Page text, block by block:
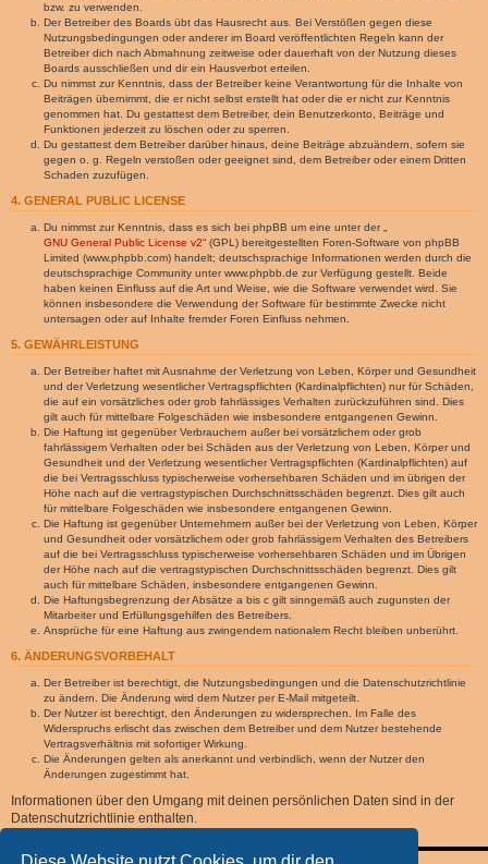
bzw. zu verwenden.
Der Betreiber des Boards übt das Hausrecht aus. Bei Verstößen gegen diese
Nutzungsbedingungen oder anderer im Board veröffentlichten Regeln kann der
Betreiber dich nach Abmahnung zeitweise oder dauerhaft von der Nutzung dieses
Boards ausschließen und dir ein Hausverbot erteilen.
Du nimmst zur Kenntnis, dass der Betreiber keine Verantwortung für die Inhalte von
Beiträgen übernimmt, die er nicht selbst erstellt hat oder die er nicht zur Kenntnis
genommen hat. Du gestattest dem Betreiber, dein Benutzerkonto, Beiträge und
Funktionen jederzeit zu löschen oder zu sperren.
Du gestattest dem Betreiber darüber hinaus, deine Beiträge abzuändern, sofern sie
gegen o. g. Regeln verstoßen oder geeignet sind, dem Betreiber oder einem Dritten
Schaden zuzufügen.
4. GENERAL PUBLIC LICENSE
Du nimmst zur Kenntnis, dass es sich bei phpBB um eine unter der „
GNU General Public License v2“ (GPL) bereitgestellten Foren-Software von phpBB
Limited (www.phpbb.com) handelt; deutschsprachige Informationen werden durch die
deutschsprachige Community unter www.phpbb.de zur Verfügung gestellt. Beide
haben keinen Einfluss auf die Art und Weise, wie die Software verwendet wird. Sie
können insbesondere die Verwendung der Software für bestimmte Zwecke nicht
untersagen oder auf Inhalte fremder Foren Einfluss nehmen.
5. GEWÄHRLEISTUNG
Der Betreiber haftet mit Ausnahme der Verletzung von Leben, Körper und Gesundheit
und der Verletzung wesentlicher Vertragspflichten (Kardinalpflichten) nur für Schäden,
die auf ein vorsätzliches oder grob fahrlässiges Verhalten zurückzuführen sind. Dies
gilt auch für mittelbare Folgeschäden wie insbesondere entgangenen Gewinn.
Die Haftung ist gegenüber Verbrauchern außer bei vorsätzlichem oder grob
fahrlässigem Verhalten oder bei Schäden aus der Verletzung von Leben, Körper und
Gesundheit und der Verletzung wesentlicher Vertragspflichten (Kardinalpflichten) auf
die bei Vertragsschluss typischerweise vorhersehbaren Schäden und im übrigen der
Höhe nach auf die vertragstypischen Durchschnittsschäden begrenzt. Dies gilt auch
für mittelbare Folgeschäden wie insbesondere entgangenen Gewinn.
Die Haftung ist gegenüber Unternehmern außer bei der Verletzung von Leben, Körper
und Gesundheit oder vorsätzlichem oder grob fahrlässigem Verhalten des Betreibers
auf die bei Vertragsschluss typischerweise vorhersehbaren Schäden und im Übrigen
der Höhe nach auf die vertragstypischen Durchschnittsschäden begrenzt. Dies gilt
auch für mittelbare Schäden, insbesondere entgangenen Gewinn.
Die Haftungsbegrenzung der Absätze a bis c gilt sinngemäß auch zugunsten der
Mitarbeiter und Erfüllungsgehilfen des Betreibers.
Ansprüche für eine Haftung aus zwingendem nationalem Recht bleiben unberührt.
6. ÄNDERUNGSVORBEHALT
Der Betreiber ist berechtigt, die Nutzungsbedingungen und die Datenschutzrichtlinie
zu ändern. Die Änderung wird dem Nutzer per E-Mail mitgeteilt.
Der Nutzer ist berechtigt, den Änderungen zu widersprechen. Im Falle des
Widerspruchs erlischt das zwischen dem Betreiber und dem Nutzer bestehende
Vertragsverhältnis mit sofortiger Wirkung.
Die Änderungen gelten als anerkannt und verbindlich, wenn der Nutzer den
Änderungen zugestimmt hat.
Informationen über den Umgang mit deinen persönlichen Daten sind in der
Datenschutzrichtlinie enthalten.